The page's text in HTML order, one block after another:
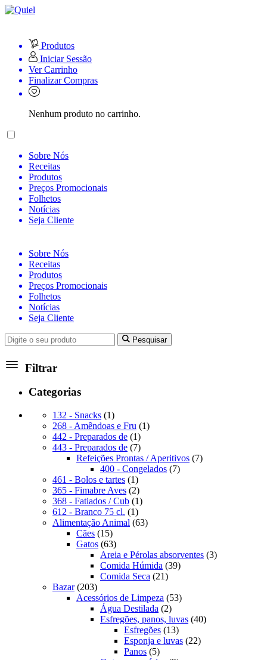
Produtos
Iniciar Sessão
Ver Carrinho
Finalizar Compras
Nenhum produto no carrinho.
Sobre Nós
Receitas
Produtos
Preços Promocionais
Folhetos
Notícias
Seja Cliente
Sobre Nós
Receitas
Produtos
Preços Promocionais
Folhetos
Notícias
Seja Cliente
Pesquisar
Filtrar
Categorias
132 - Snacks 11
produto
268 - Amêndoas e Fru 11
442 - Preparados de 11
produto
443 - Preparados de 77
produtos
Refeições Prontas / Aperitivos 77
400 - Congelados 77
461 - Bolos e tartes 11
produto
365 - Fimabre Aves 22
produtos
368 - Fatiados / Cub 11
612 - Branco 75 cl. 11
produto
Alimentação Animal 6363
Cães 1515
produtos
Gatos 6363
produtos
Areia e Pérolas absorventes 33
Comida Húmida 3939
Comida Seca 2121
Bazar 203203
produtos
Acessórios de Limpeza 5353
Água Destilada 22
produtos
Esfregões, panos, luvas 4040
Esfregões 1313
produtos
Esponja e luvas 2222
Panos 55